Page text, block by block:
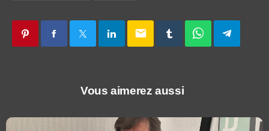
email
Vous aimerez aussi